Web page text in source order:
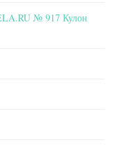
№ 917 Кулон